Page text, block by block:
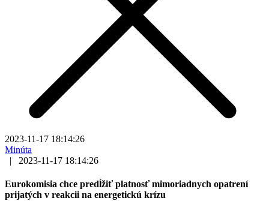
2023-11-17 18:14:26
Minúta
|
2023-11-17 18:14:26
Eurokomisia chce predĺžiť platnosť mimoriadnych opatrení
prijatých v reakcii na energetickú krízu